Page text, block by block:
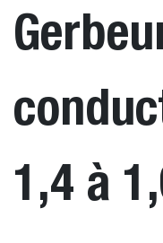
1,4 à